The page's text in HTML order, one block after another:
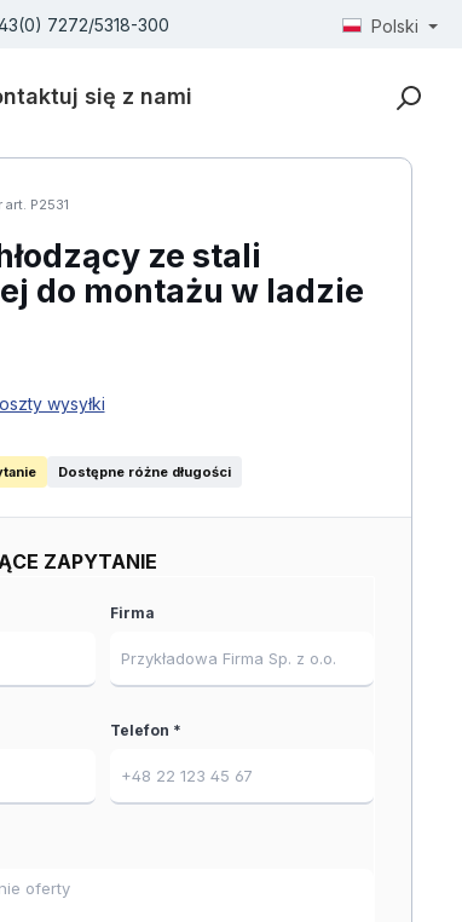
7272/5318-300 Polski
się z nami
art. P2531
ze stali
do montażu w ladzie
wysyłki
Dostępne różne długości
ZAPYTANIE
Firma
Telefon *